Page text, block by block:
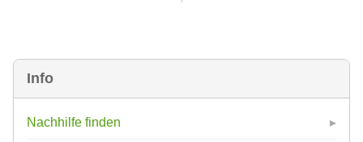
Info
Nachhilfe finden